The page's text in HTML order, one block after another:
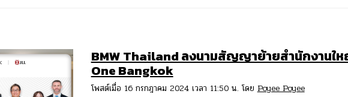
BMW Thailand ลงนามสัญญาย้ายสำนักงานใ
One Bangkok
โพสต์เมื่อ 16 กรกฎาคม 2024 เวลา 11:50 น. โดย Poyee Poyee